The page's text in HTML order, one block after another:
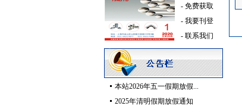
日光灯 [采购中]
石材木材 [采购中]
供水设备 [采购中]
仪器仪表 [采购中]
变配电
[采购中]
防雷接地 [采购中]
- 免费获取
- 我要刊登
- 联系我们
本站2026年五一假期放假...
2025年清明假期放假通知